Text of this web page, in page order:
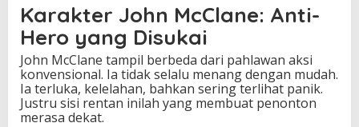
Karakter John McClane: Anti-
Hero yang Disukai
John McClane tampil berbeda dari pahlawan aksi
konvensional. Ia tidak selalu menang dengan mudah.
Ia terluka, kelelahan, bahkan sering terlihat panik.
Justru sisi rentan inilah yang membuat penonton
merasa dekat.